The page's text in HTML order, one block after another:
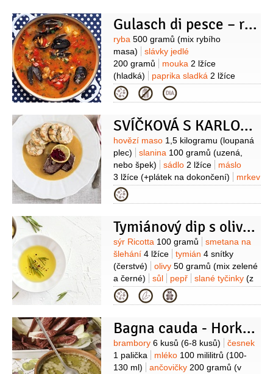
Gulasch di pesce – rybí guláš
Suroviny
ryba 500 gramů (mix rybího
masa)
slávky jedlé
200 gramů
mouka 2 lžíce
(hladká)
paprika sladká 2 lžíce
(maďarská)
olej olivový
podávání)
rajčata sterilovaná
(velká)
paprika červená
200 gramů
vývar rybí
300 mililitrů
(nebo zeleninový)
Kategorie
SVÍČKOVÁ S KARLOVARSKÝMI KNEDLÍKY
Suroviny
hovězí maso 1,5 kilogramu (loupaná
plec)
slanina 100 gramů (uzená,
nebo špek)
sádlo 2 lžíce
máslo
3 lžíce (+plátek na dokončení)
mrkev
3 kusy
(menšího)
petržel kořenová
Karlovarské knedlíky: houska
600 gramů
(starší)
mléko
500 mililitrů
vejce 4 kusy
petržel
hladkolistá
1 svazek sůl
Kategorie
Tymiánový dip s olivami
Suroviny
sýr Ricotta 100 gramů
smetana na
šlehání 4 lžíce tymián 4 snítky
(čerstvé)
olivy 50 gramů (mix zelené
a černé)
sůl pepř slané tyčinky (z
listového těsta k podávání)
Kategorie
Bagna cauda - Horký česnekovo-ančovičkový dip
Suroviny
brambory 6 kusů (6-8 kusů)
česnek
1 palička
mléko 100 mililitrů (100-
130 ml)
ančovičky 200 gramů (v